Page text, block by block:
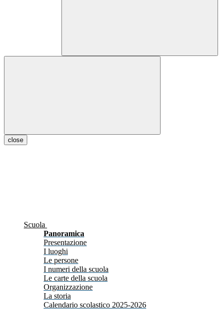
close
Scuola
Panoramica
Presentazione
I luoghi
Le persone
I numeri della scuola
Le carte della scuola
Organizzazione
La storia
Calendario scolastico 2025-2026